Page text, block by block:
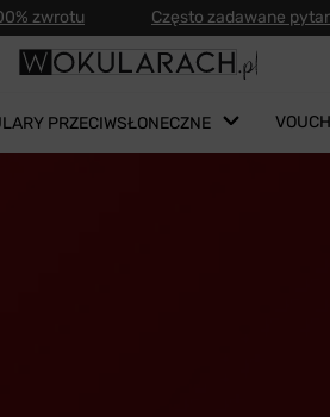
zwrotu Często zadawane
PRZECIWSŁONECZNE